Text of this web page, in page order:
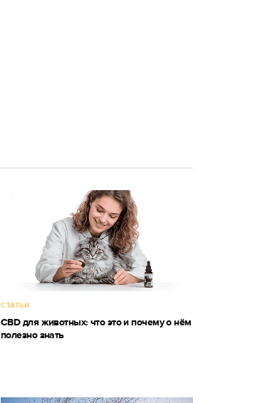
СТАТЬИ
CBD для животных: что это и почему о нём
полезно знать